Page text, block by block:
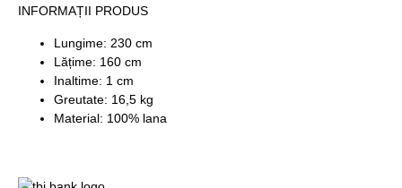
INFORMAȚII PRODUS
Lungime: 230 cm
Lățime: 160 cm
Inaltime: 1 cm
Greutate: 16,5 kg
Material: 100% lana